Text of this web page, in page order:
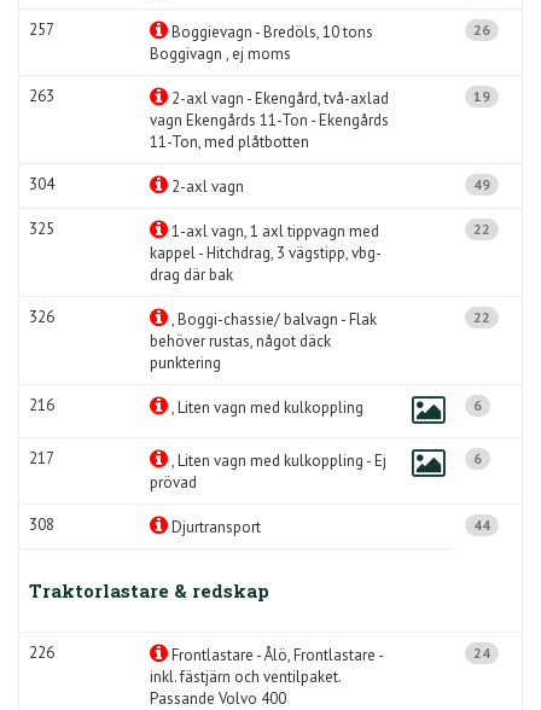
257
Boggievagn - Bredöls, 10 tons
Boggivagn , ej moms
26
263
2-axl vagn - Ekengård, två-axlad
vagn Ekengårds 11-Ton - Ekengårds
11-Ton, med plåtbotten
19
304 2-axl vagn 49
325
1-axl vagn, 1 axl tippvagn med
kappel - Hitchdrag, 3 vägstipp, vbg-
drag där bak
22
326
, Boggi-chassie/ balvagn - Flak
behöver rustas, något däck
punktering
22
216 , Liten vagn med kulkoppling 6
217
, Liten vagn med kulkoppling - Ej
prövad
6
308 Djurtransport 44
Traktorlastare & redskap
226
Frontlastare - Ålö, Frontlastare -
inkl. fästjärn och ventilpaket.
Passande Volvo 400
24